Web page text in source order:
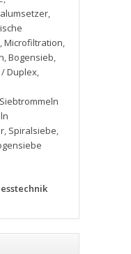
,
,Microfiltration,
,Bogensieb,
Duplex,
Siebtrommeln
, Spiralsiebe,